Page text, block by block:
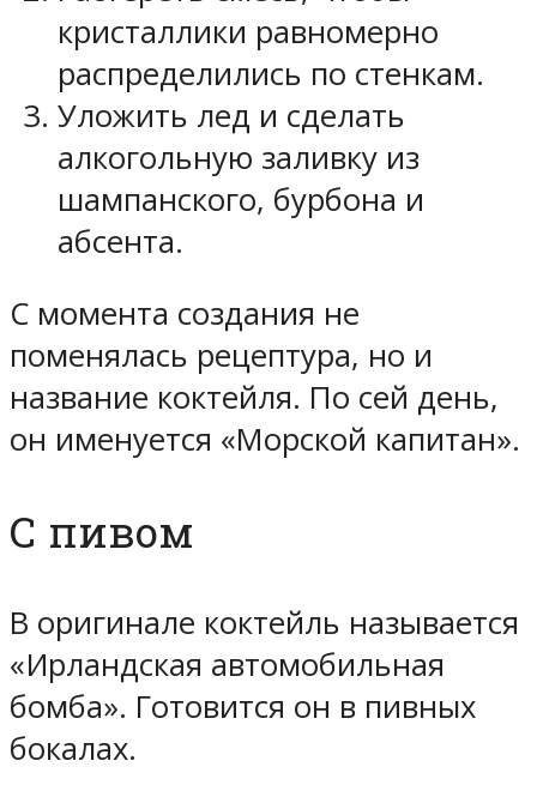
кристаллики равномерно
распределились по стенкам.
Уложить лед и сделать
алкогольную заливку из
шампанского, бурбона и
абсента.
С момента создания не
поменялась рецептура, но и
название коктейля. По сей день,
он именуется «Морской капитан».
С пивом
В оригинале коктейль называется
«Ирландская автомобильная
бомба». Готовится он в пивных
бокалах.